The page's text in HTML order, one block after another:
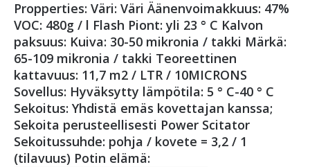
Propperties: Väri: Väri Äänenvoimakkuus: 47%
VOC: 480g / l Flash Piont: yli 23 ° C Kalvon
paksuus: Kuiva: 30-50 mikronia / takki Märkä:
65-109 mikronia / takki Teoreettinen
kattavuus: 11,7 m2 / LTR / 10MICRONS
Sovellus: Hyväksytty lämpötila: 5 ° C-40 ° C
Sekoitus: Yhdistä emäs kovettajan kanssa;
Sekoita perusteellisesti Power Scitator
Sekoitussuhde: pohja / kovete = 3,2 / 1
(tilavuus) Potin elämä: